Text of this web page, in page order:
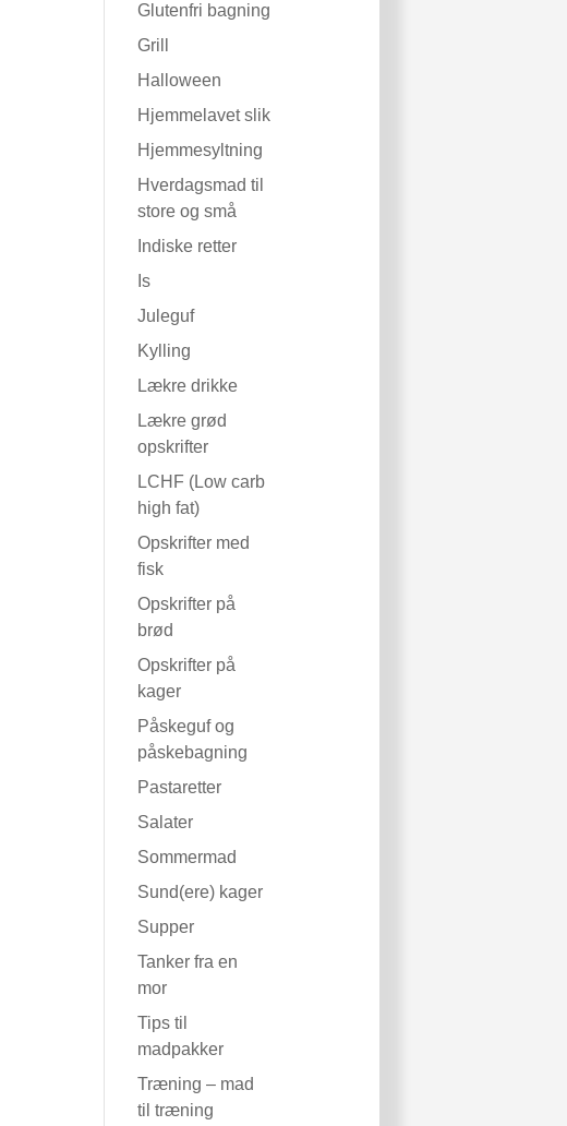
Glutenfri bagning
Grill
Halloween
Hjemmelavet slik
Hjemmesyltning
Hverdagsmad til
store og små
Indiske retter
Is
Juleguf
Kylling
Lækre drikke
Lækre grød
opskrifter
LCHF (Low carb
high fat)
Opskrifter med
fisk
Opskrifter på
brød
Opskrifter på
kager
Påskeguf og
påskebagning
Pastaretter
Salater
Sommermad
Sund(ere) kager
Supper
Tanker fra en
mor
Tips til
madpakker
Træning – mad
til træning